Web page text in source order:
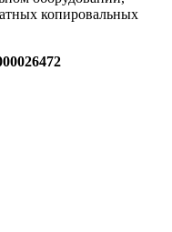
копировальных